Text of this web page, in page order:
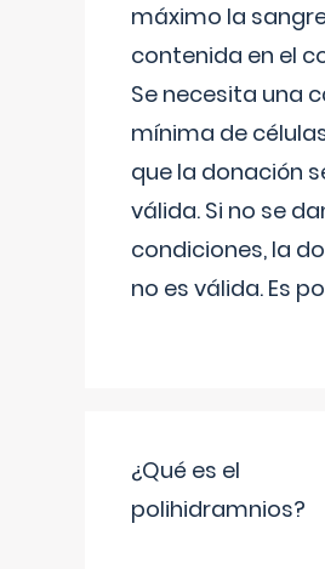
máximo la
contenida en el
Se necesita una
mínima de
que la donación
válida. Si no se
condiciones, la
no es válida. Es
¿Qué es el
polihidramnios?